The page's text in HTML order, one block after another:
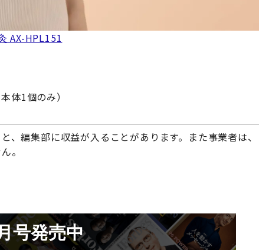
AX-HPL151
1個のみ）
、編集部に収益が入ることがあります。また事業者は、
。
号発売中